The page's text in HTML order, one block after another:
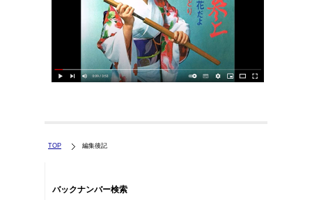
TOP 編集後記
バックナンバー検索